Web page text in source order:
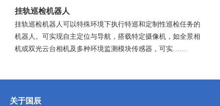
挂轨巡检机器人
挂轨巡检机器人可以特殊环境下执行特巡和定制性巡检任务的
机器人。可实现自主定位与导航，搭载特定摄像机，如全景相
机或双光云台相机及多种环境监测模块传感器，可实……
关于国辰